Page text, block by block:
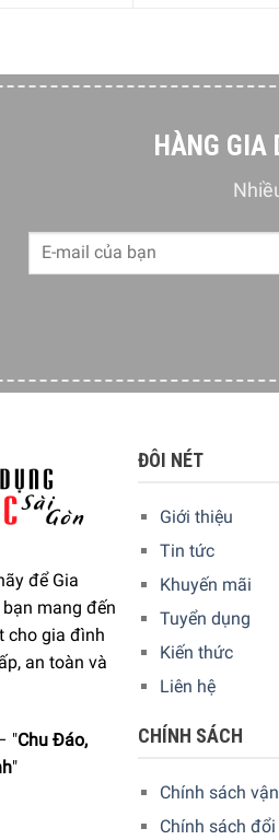
được trang bị lõi nhôm mạnh
HÀNG GIA
để Gia
mang đến
cho gia đình
an toàn và
"Chu Đáo,
"
ĐÔI NÉT
Giới thiệu
Tin tức
Khuyến mãi
Tuyển dụng
Kiến thức
Liên hệ
CHÍNH SÁCH
Chính sách
Chính sách đổi